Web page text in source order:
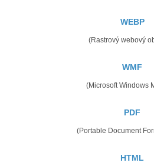
WEBP
(Rastrový webový
WMF
(Microsoft Windows
PDF
(Portable Document
HTML